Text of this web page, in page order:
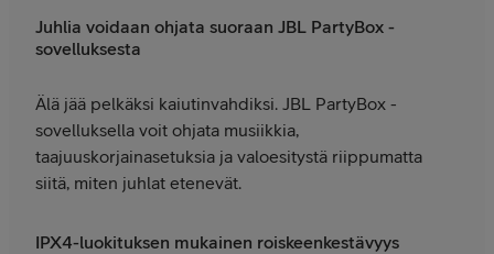
Juhlia voidaan ohjata suoraan JBL PartyBox -
sovelluksesta
Älä jää pelkäksi kaiutinvahdiksi. JBL PartyBox -
sovelluksella voit ohjata musiikkia,
taajuuskorjainasetuksia ja valoesitystä riippumatta
siitä, miten juhlat etenevät.
IPX4-luokituksen mukainen roiskeenkestävyys